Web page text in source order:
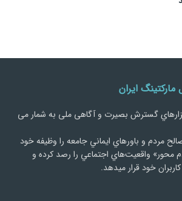
مارکتینگ ایران
گسترش بصیرت و آگاهی ملی به شمار می
مردم و باورهاي ايماني جامعه را وظيفه خود
محور» واقعيت‌هاي اجتماعي را رصد کرده و
خود قرار میدهد.